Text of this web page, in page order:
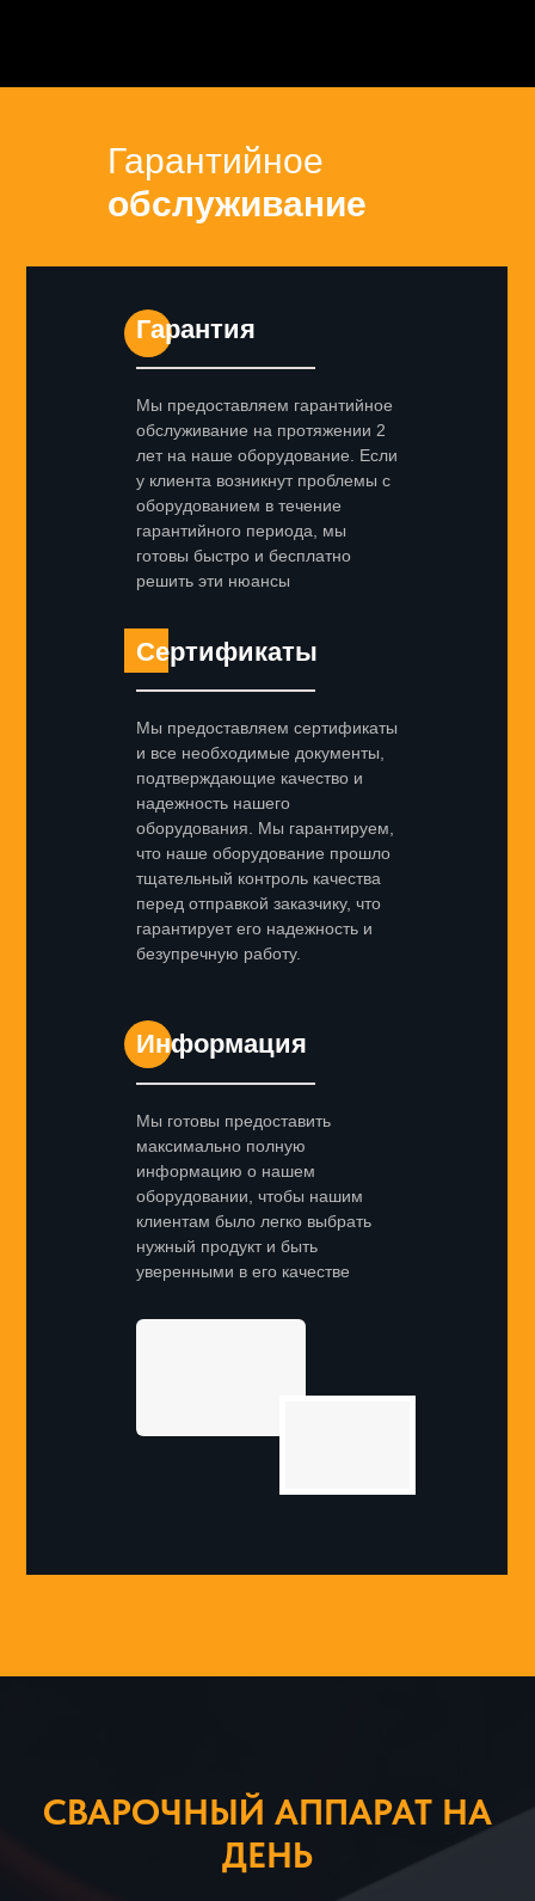
Гарантийное
обслуживание
Мы предоставляем гарантийное
обслуживание на протяжении 2
лет на наше оборудование. Если
у клиента возникнут проблемы с
оборудованием в течение
гарантийного периода, мы
готовы быстро и бесплатно
решить эти нюансы
Мы предоставляем сертификаты
и все необходимые документы,
подтверждающие качество и
надежность нашего
оборудования. Мы гарантируем,
что наше оборудование прошло
тщательный контроль качества
перед отправкой заказчику, что
гарантирует его надежность и
безупречную работу.
Мы готовы предоставить
максимально полную
информацию о нашем
оборудовании, чтобы нашим
клиентам было легко выбрать
нужный продукт и быть
уверенными в его качестве
Сертификаты
Информация
Гарантия
СВАРОЧНЫЙ АППАРАТ НА
ДЕНЬ